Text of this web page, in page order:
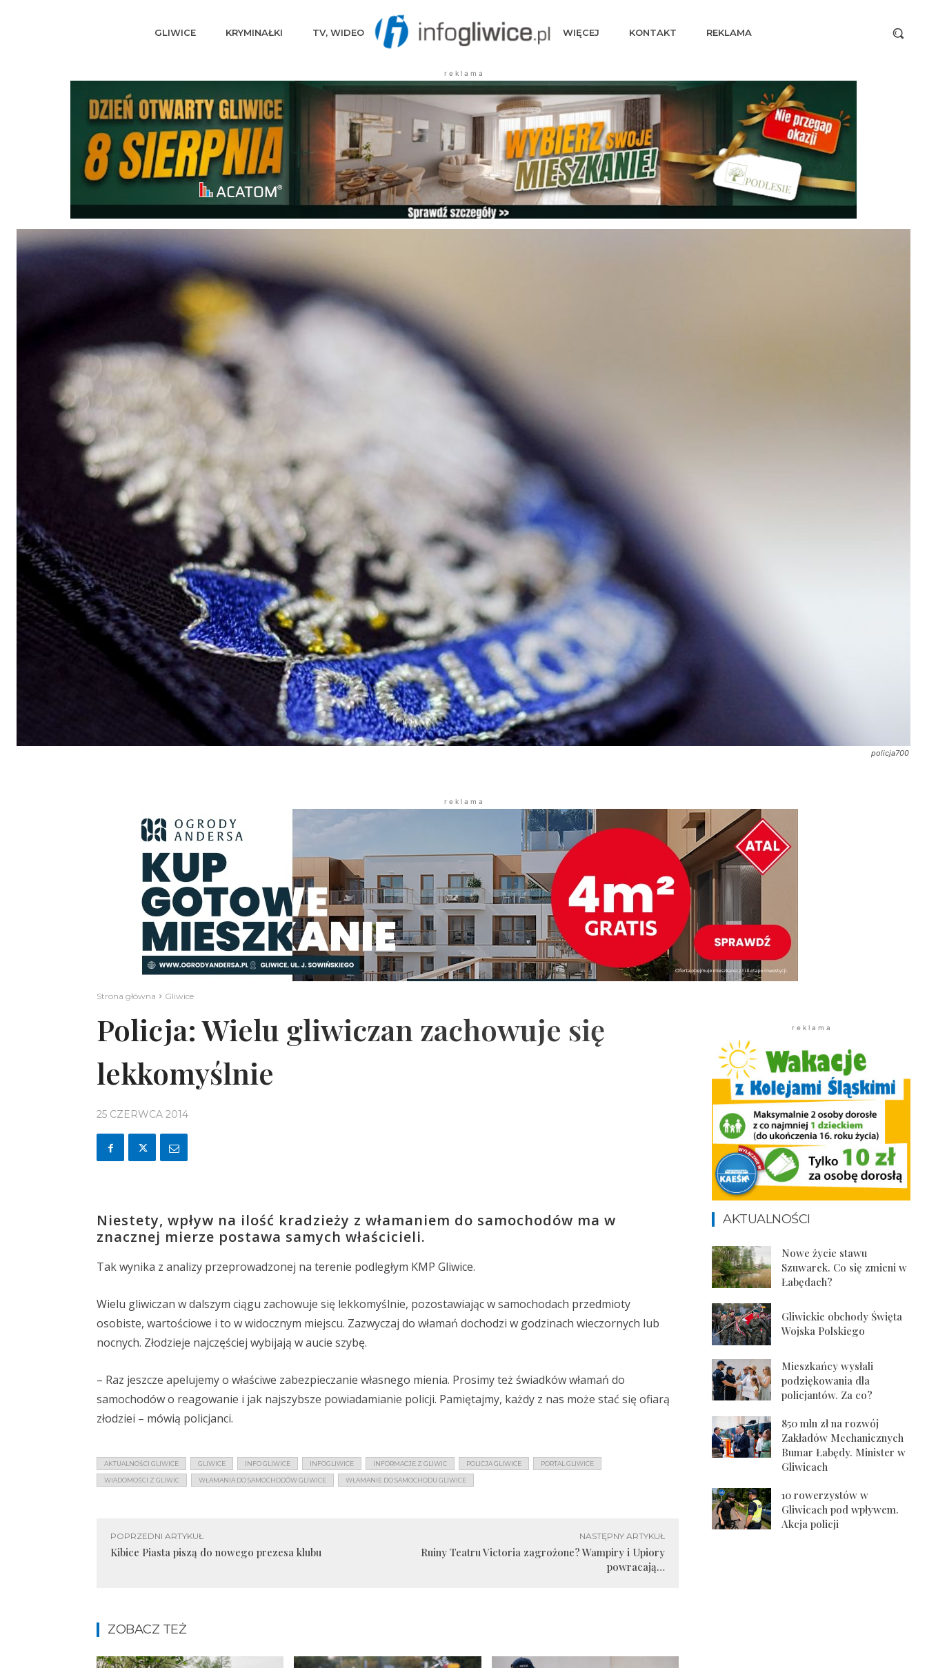
GLIWICE KRYMINAŁKI TV, WIDEO WIĘCEJ KONTAKT REKLAMA
r e k l a m a
policja700
r e k l a m a
Strona główna Gliwice
Policja: Wielu gliwiczan zachowuje się
lekkomyślnie
25 CZERWCA 2014
Niestety, wpływ na ilość kradzieży z włamaniem do samochodów ma w
znacznej mierze postawa samych właścicieli.
Tak wynika z analizy przeprowadzonej na terenie podległym KMP Gliwice.
Wielu gliwiczan w dalszym ciągu zachowuje się lekkomyślnie, pozostawiając w samochodach przedmioty
osobiste, wartościowe i to w widocznym miejscu. Zazwyczaj do włamań dochodzi w godzinach wieczornych lub
nocnych. Złodzieje najczęściej wybijają w aucie szybę.
– Raz jeszcze apelujemy o właściwe zabezpieczanie własnego mienia. Prosimy też świadków włamań do
samochodów o reagowanie i jak najszybsze powiadamianie policji. Pamiętajmy, każdy z nas może stać się ofiarą
złodziei – mówią policjanci.
AKTUALNOŚCI GLIWICE GLIWICE INFO GLIWICE INFOGLIWICE INFORMACJE Z GLIWIC POLICJA GLIWICE PORTAL GLIWICE
WIADOMOŚCI Z GLIWIC WŁAMANIA DO SAMOCHODÓW GLIWICE WŁAMANIE DO SAMOCHODU GLIWICE
POPRZEDNI ARTYKUŁ
Kibice Piasta piszą do nowego prezesa klubu
NASTĘPNY ARTYKUŁ
Ruiny Teatru Victoria zagrożone? Wampiry i Upiory
powracają…
ZOBACZ TEŻ
r e k l a m a
AKTUALNOŚCI
Nowe życie stawu
Szuwarek. Co się zmieni w
Łabędach?
Gliwickie obchody Święta
Wojska Polskiego
Mieszkańcy wysłali
podziękowania dla
policjantów. Za co?
850 mln zł na rozwój
Zakładów Mechanicznych
Bumar Łabędy. Minister w
Gliwicach
10 rowerzystów w
Gliwicach pod wpływem.
Akcja policji